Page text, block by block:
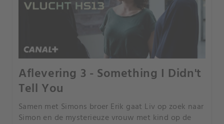
Aflevering 3 - Something I Didn't
Tell You
Samen met Simons broer Erik gaat Liv op zoek naar
Simon en de mysterieuze vrouw met kind op de